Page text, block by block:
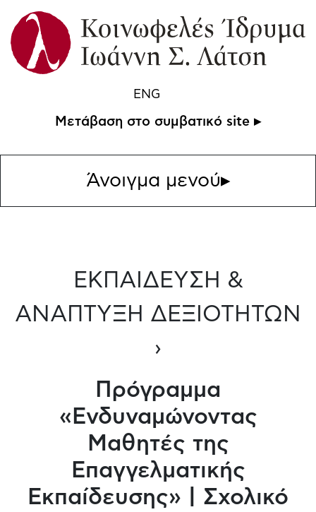
ENG
Μετάβαση στο συμβατικό site ▸
Άνοιγμα μενού▸
ΕΚΠΑΙΔΕΥΣΗ &
ΑΝΑΠΤΥΞΗ ΔΕΞΙΟΤΗΤΩΝ
›
Πρόγραμμα
«Ενδυναμώνοντας
Μαθητές της
Επαγγελματικής
Εκπαίδευσης» | Σχολικό